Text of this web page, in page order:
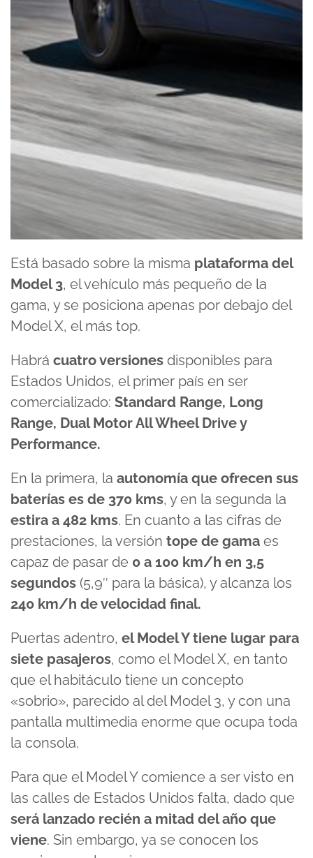
Está basado sobre la misma plataforma del
Model 3, el vehículo más pequeño de la
gama, y se posiciona apenas por debajo del
Model X, el más top.
Habrá cuatro versiones disponibles para
Estados Unidos, el primer país en ser
comercializado: Standard Range, Long
Range, Dual Motor All Wheel Drive y
Performance.
En la primera, la autonomía que ofrecen sus
baterías es de 370 kms, y en la segunda la
estira a 482 kms. En cuanto a las cifras de
prestaciones, la versión tope de gama es
capaz de pasar de 0 a 100 km/h en 3,5
segundos (5,9″ para la básica), y alcanza los
240 km/h de velocidad final.
Puertas adentro, el Model Y tiene lugar para
siete pasajeros, como el Model X, en tanto
que el habitáculo tiene un concepto
«sobrio», parecido al del Model 3, y con una
pantalla multimedia enorme que ocupa toda
la consola.
Para que el Model Y comience a ser visto en
las calles de Estados Unidos falta, dado que
será lanzado recién a mitad del año que
viene. Sin embargo, ya se conocen los